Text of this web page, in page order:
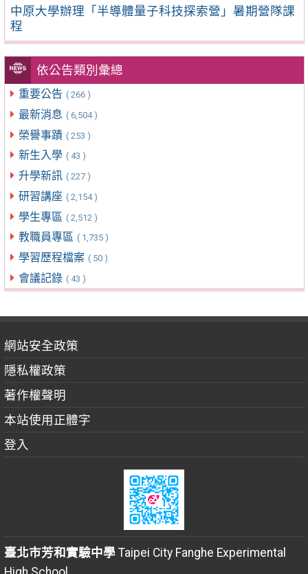
中原大學辦理「半導體量子科技探索營」暑期營隊課
程
依公告類別彙總
重要公告 ( 266 )
最新消息 ( 6,504 )
榮譽事蹟 ( 253 )
新生入學 ( 43 )
升學新訊 ( 227 )
研習講座 ( 2,154 )
學生專區 ( 2,512 )
教職員專區 ( 1,735 )
學習歷程檔案 ( 50 )
會議記錄 ( 43 )
網站安全政策
隱私權政策
著作權聲明
本站使用正體字
登入
臺北市芳和實驗中學Taipei City Fanghe Experimental